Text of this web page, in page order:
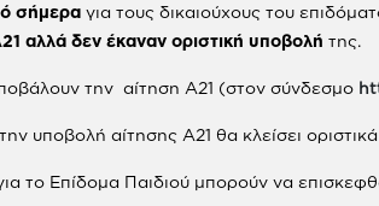
σήμεραγια τους δικαιούχους του
αλλά δεν έκαναν οριστική υποβολήτης.
την αίτηση Α21 (στον σύνδεσμο
υποβολή αίτησης Α21 θα κλείσει
το Επίδομα Παιδιού μπορούν να